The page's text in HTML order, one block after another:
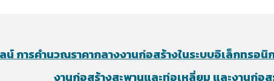
น์การคำนวณราคากลางงานก่อสร้างในระบบอิเล็กทรอ
งานก่อสร้างสะพานและท่อเหลี่ยม และงานก่อ